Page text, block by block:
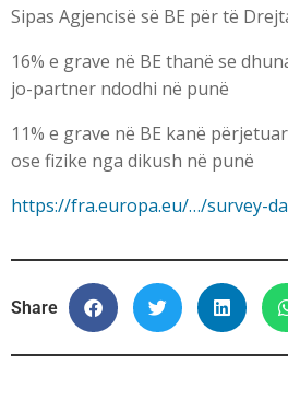
Sipas Agjencisë së BE për të
16% e grave në BE thanë se
jo-partner ndodhi në punë
11% e grave në BE kanë
ose fizike nga dikush në punë
https://fra.europa.eu/…/survey-
Share